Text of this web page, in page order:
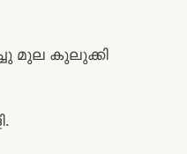
മുല കുലുക്കി